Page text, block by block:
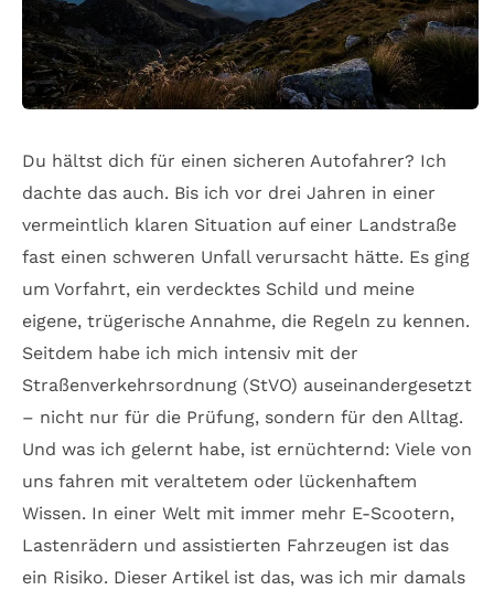
Du hältst dich für einen sicheren Autofahrer? Ich
dachte das auch. Bis ich vor drei Jahren in einer
vermeintlich klaren Situation auf einer Landstraße
fast einen schweren Unfall verursacht hätte. Es ging
um Vorfahrt, ein verdecktes Schild und meine
eigene, trügerische Annahme, die Regeln zu kennen.
Seitdem habe ich mich intensiv mit der
Straßenverkehrsordnung (StVO) auseinandergesetzt
– nicht nur für die Prüfung, sondern für den Alltag.
Und was ich gelernt habe, ist ernüchternd: Viele von
uns fahren mit veraltetem oder lückenhaftem
Wissen. In einer Welt mit immer mehr E-Scootern,
Lastenrädern und assistierten Fahrzeugen ist das
ein Risiko. Dieser Artikel ist das, was ich mir damals